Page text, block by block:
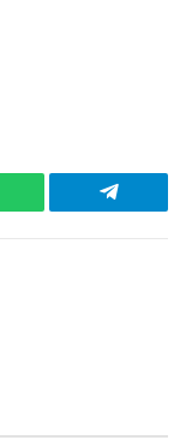
Telegram